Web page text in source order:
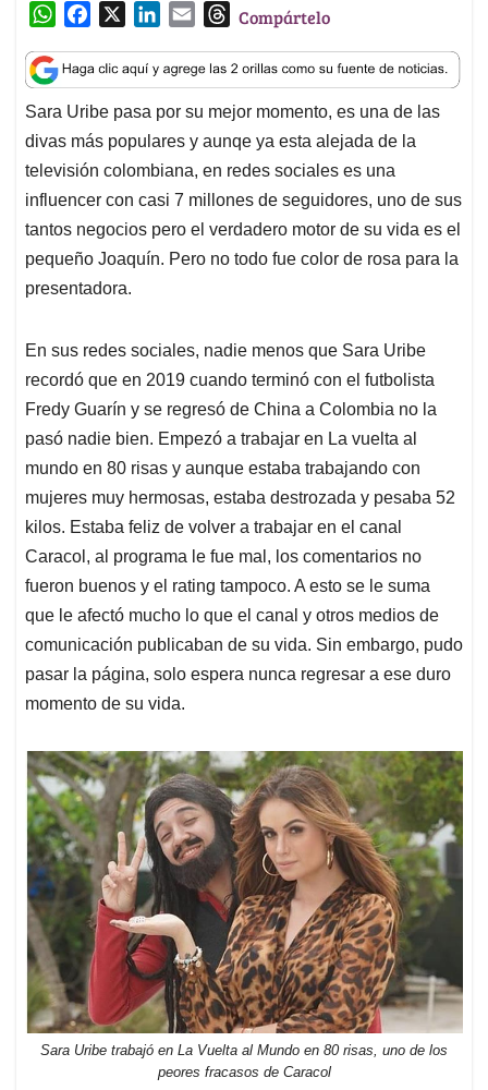
W
a
t
s
A
p
p
c
e
b
o
o
k
n
k
e
d
I
n
a
i
l
T
r
e
a
d
s
Compártelo
Sara Uribe pasa por su mejor momento, es una de las
divas más populares y aunqe ya esta alejada de la
televisión colombiana, en redes sociales es una
influencer con casi 7 millones de seguidores, uno de sus
tantos negocios pero el verdadero motor de su vida es el
pequeño Joaquín. Pero no todo fue color de rosa para la
presentadora.
En sus redes sociales, nadie menos que Sara Uribe
recordó que en 2019 cuando terminó con el futbolista
Fredy Guarín y se regresó de China a Colombia no la
pasó nadie bien. Empezó a trabajar en La vuelta al
mundo en 80 risas y aunque estaba trabajando con
mujeres muy hermosas, estaba destrozada y pesaba 52
kilos. Estaba feliz de volver a trabajar en el canal
Caracol, al programa le fue mal, los comentarios no
fueron buenos y el rating tampoco. A esto se le suma
que le afectó mucho lo que el canal y otros medios de
comunicación publicaban de su vida. Sin embargo, pudo
pasar la página, solo espera nunca regresar a ese duro
momento de su vida.
Sara Uribe trabajó en La Vuelta al Mundo en 80 risas, uno de los
peores fracasos de Caracol